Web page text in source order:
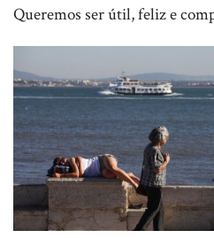
Queremos ser útil, feliz e